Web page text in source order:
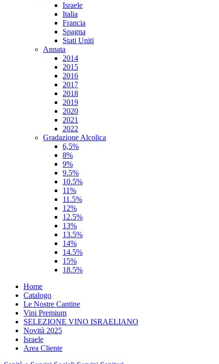
Israele
Italia
Francia
Spagna
Stati Uniti
Annata
2014
2015
2016
2017
2018
2019
2020
2021
2022
Gradazione Alcolica
6,5%
8%
9%
9.5%
10.5%
11%
11.5%
12%
12.5%
13%
13.5%
14%
14.5%
15%
18.5%
Home
Catalogo
Le Nostre Cantine
Vini Premium
SELEZIONE VINO ISRAELIANO
Novità 2025
Israele
Area Cliente